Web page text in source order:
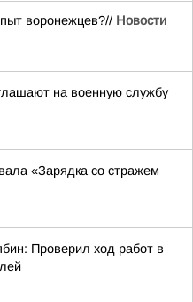
воронежцев?// Новости
на военную службу
«Зарядка со стражем
Проверил ход работ в